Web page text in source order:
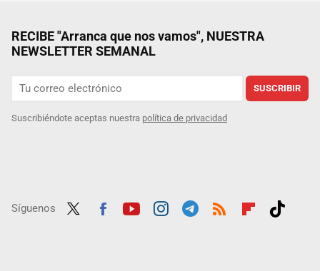
RECIBE "Arranca que nos vamos", NUESTRA
NEWSLETTER SEMANAL
SUSCRIBIR
Suscribiéndote aceptas nuestra política de privacidad
Síguenos